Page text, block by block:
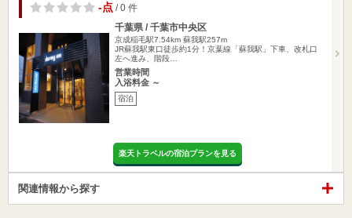
-点/ 0 件
千葉県 / 千葉市中央区
京成稲毛駅7.54km 蘇我駅257m
JR蘇我駅東口徒歩約1分！京葉線「蘇我駅」下車、改札口
左へ進み、階段…
営業時間
入浴料金 ～
宿泊
楽天トラベルの宿泊プランを見る
関連情報から探す